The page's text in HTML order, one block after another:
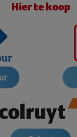
Hier te koop